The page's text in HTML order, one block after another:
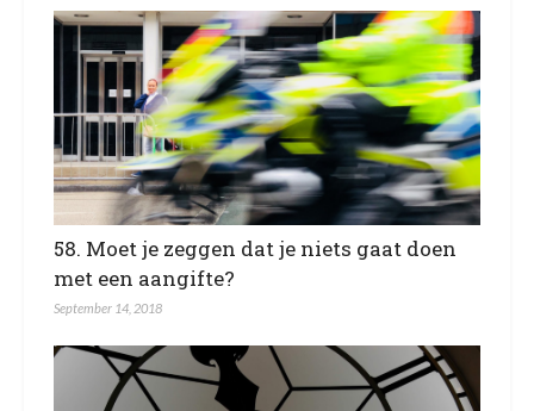
58. Moet je zeggen dat je niets gaat doen
met een aangifte?
September 14, 2018